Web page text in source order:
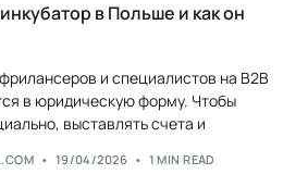
в Польше и как он
и специалистов на B2B
в юридическую форму. Чтобы
выставлять счета и
19/04/2026 1 MIN READ